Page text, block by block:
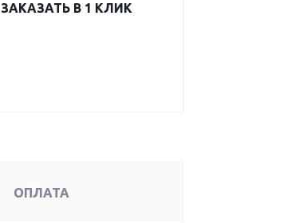
ЗАКАЗАТЬ В 1 КЛИК
ОПЛАТА